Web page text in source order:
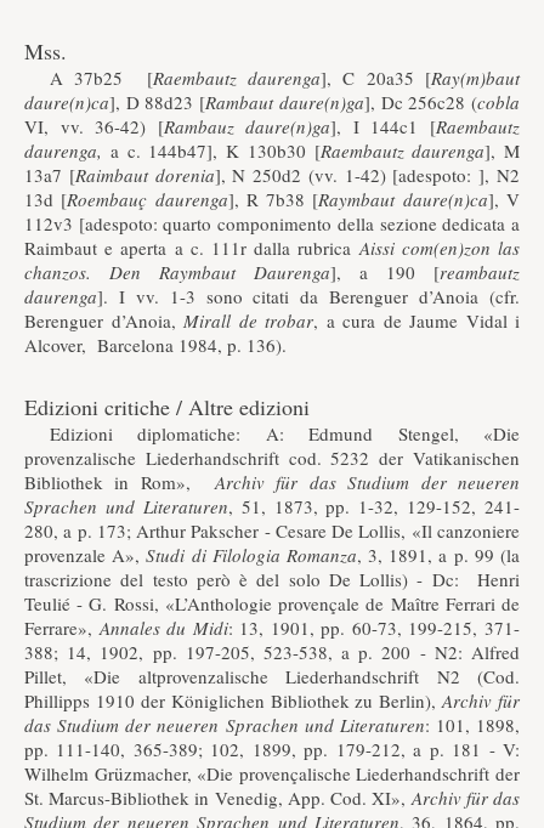
Mss.
A 37b25 [Raembautz daurenga], C 20a35 [Ray(m)baut
daure(n)ca], D 88d23 [Rambaut daure(n)ga], Dc 256c28 (cobla
VI, vv. 36-42) [Rambauz daure(n)ga], I 144c1 [Raembautz
daurenga, a c. 144b47], K 130b30 [Raembautz daurenga], M
13a7 [Raimbaut dorenia], N 250d2 (vv. 1-42) [adespoto: ], N2
13d [Roembauç daurenga], R 7b38 [Raymbaut daure(n)ca], V
112v3 [adespoto: quarto componimento della sezione dedicata a
Raimbaut e aperta a c. 111r dalla rubricaAissi com(en)zon las
chanzos. Den Raymbaut Daurenga], a 190 [reambautz
daurenga]. I vv. 1-3 sono citati da Berenguer d’Anoia (cfr.
Berenguer d’Anoia, Mirall de trobar, a cura de Jaume Vidal i
Alcover, Barcelona 1984, p. 136).
Edizioni critiche / Altre edizioni
Edizioni diplomatiche: A: Edmund Stengel, «Die
provenzalische Liederhandschrift cod. 5232 der Vatikanischen
Bibliothek in Rom»,Archiv für das Studium der neueren
Sprachen und Literaturen, 51, 1873, pp. 1-32, 129-152, 241-
280, a p. 173; Arthur Pakscher - Cesare De Lollis, «Il canzoniere
provenzale A»,Studi di Filologia Romanza, 3, 1891, a p. 99 (la
trascrizione del testo però è del solo De Lollis) - Dc: Henri
Teulié - G. Rossi, «L’Anthologie provençale de Maître Ferrari de
Ferrare»,Annales du Midi: 13, 1901, pp. 60-73, 199-215, 371-
388; 14, 1902, pp. 197-205, 523-538, a p. 200 - N2: Alfred
Pillet, «Die altprovenzalische Liederhandschrift N2 (Cod.
Phillipps 1910 der Königlichen Bibliothek zu Berlin),Archiv für
das Studium der neueren Sprachen und Literaturen: 101, 1898,
pp. 111-140, 365-389; 102, 1899, pp. 179-212, a p. 181 - V:
Wilhelm Grüzmacher, «Die provençalische Liederhandschrift der
St. Marcus-Bibliothek in Venedig, App. Cod. XI»,Archiv für das
Studium der neueren Sprachen und Literaturen, 36, 1864, pp.